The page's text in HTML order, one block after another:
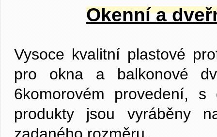
Okenní a
Vysoce kvalitní plastové
pro okna a balkonové
6komorovém provedení,
produkty jsou vyráběny